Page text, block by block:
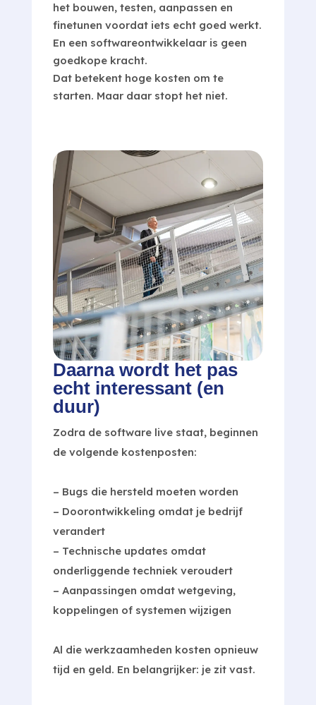
het bouwen, testen, aanpassen en
finetunen voordat iets echt goed werkt.
En een softwareontwikkelaar is geen
goedkope kracht.
Dat betekent hoge kosten om te
starten. Maar daar stopt het niet.
Daarna wordt het pas
echt interessant (en
duur)
Zodra de software live staat, beginnen
de volgende kostenposten:
– Bugs die hersteld moeten worden
– Doorontwikkeling omdat je bedrijf
verandert
– Technische updates omdat
onderliggende techniek veroudert
– Aanpassingen omdat wetgeving,
koppelingen of systemen wijzigen
Al die werkzaamheden kosten opnieuw
tijd en geld. En belangrijker: je zit vast.